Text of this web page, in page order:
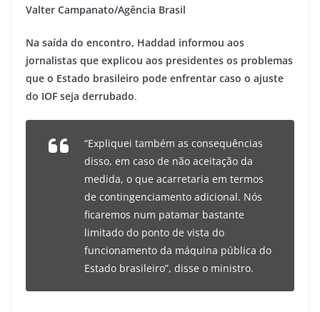
Valter Campanato/Agência Brasil
Na saída do encontro, Haddad informou aos
jornalistas que explicou aos presidentes os problemas
que o Estado brasileiro pode enfrentar caso o ajuste
do IOF seja derrubado.
“Expliquei também as consequências
disso, em caso de não aceitação da
medida, o que acarretaria em termos
de contingenciamento adicional. Nós
ficaremos num patamar bastante
limitado do ponto de vista do
funcionamento da máquina pública do
Estado brasileiro”, disse o ministro.